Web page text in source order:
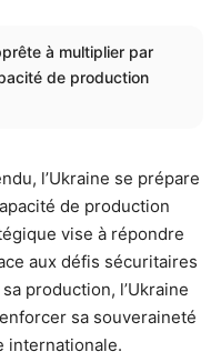
à multiplier par
de production
l’Ukraine se prépare
de production
vise à répondre
aux défis sécuritaires
production, l’Ukraine
sa souveraineté
internationale.